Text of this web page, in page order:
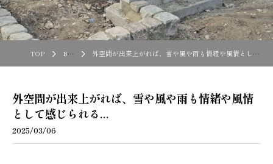
TOP Blog 外空間が出来上がれば、雪や風や雨も情緒や風情として感じられる...
外空間が出来上がれば、雪や風や雨も情緒や風情
として感じられる...
2025/03/06